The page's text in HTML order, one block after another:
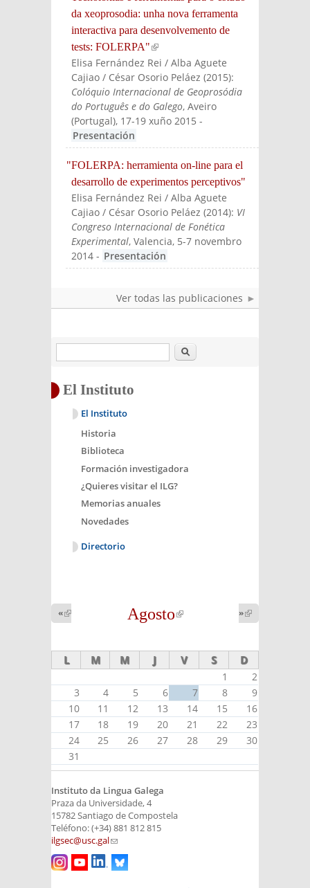
da xeoprosodia: unha nova ferramenta
interactiva para desenvolvemento de
tests: FOLERPA"(link is external)
Elisa Fernández Rei / Alba Aguete
Cajiao / César Osorio Peláez(2015):
Colóquio Internacional de Geoprosódia
do Português e do Galego, Aveiro
(Portugal), 17-19 xuño 2015 -
Presentación
"FOLERPA: herramienta on-line para el
desarrollo de experimentos perceptivos"
Elisa Fernández Rei / Alba Aguete
Cajiao / César Osorio Peláez(2014): VI
Congreso Internacional de Fonética
Experimental, Valencia, 5-7 novembro
2014 - Presentación
Ver todas las publicaciones
Buscar
El Instituto
El Instituto
Historia
Biblioteca
Formación investigadora
¿Quieres visitar el ILG?
Memorias anuales
Novedades
Directorio
Agosto
(link is
«
external)
»
external)
L M M J V S D
1
2
3
4 5 6 7 8
9
10
11 12 13 14 15
16
17
18 19 20 21 22
23
24
25 26 27 28 29
30
31
Instituto da Lingua Galega
Praza da Universidade, 4
15782 Santiago de Compostela
Teléfono: (+34) 881 812 815
ilgsec@usc.gal(link sends e-mail)